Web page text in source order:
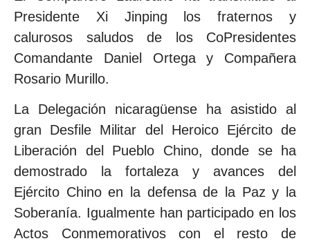
Presidente Xi Jinping los fraternos y
calurosos saludos de los CoPresidentes
Comandante Daniel Ortega y Compañera
Rosario Murillo.
La Delegación nicaragüense ha asistido al
gran Desfile Militar del Heroico Ejército de
Liberación del Pueblo Chino, donde se ha
demostrado la fortaleza y avances del
Ejército Chino en la defensa de la Paz y la
Soberanía. Igualmente han participado en los
Actos Conmemorativos con el resto de